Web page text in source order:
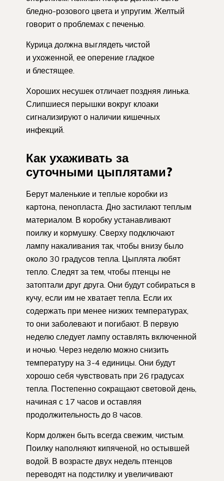
бледно-розового цвета и упругим. Желтый
говорит о проблемах с печенью.
Курица должна выглядеть чистой
и ухоженной, ее оперение гладкое
и блестящее.
Хороших несушек отличает поздняя линька.
Слипшиеся перышки вокруг клоаки
сигнализируют о наличии кишечных
инфекций.
Как ухаживать за
суточными цыплятами?
Берут маленькие и теплые коробки из
картона, пенопласта. Дно застилают теплым
материалом. В коробку устанавливают
поилку и кормушку. Сверху подключают
лампу накаливания так, чтобы внизу было
около 30 градусов тепла. Цыплята любят
тепло. Следят за тем, чтобы птенцы не
затоптали друг друга. Они будут собираться в
кучу, если им не хватает тепла. Если их
содержать при менее низких температурах,
то они заболевают и погибают. В первую
неделю следует лампу оставлять включенной
и ночью. Через неделю можно снизить
температуру на 3-4 единицы. Они будут
хорошо себя чувствовать при 26 градусах
тепла. Постепенно сокращают световой день,
начиная с 17 часов и оставляя
продолжительность до 8 часов.
Корм должен быть всегда свежим, чистым.
Поилку наполняют кипяченой, но остывшей
водой. В возрасте двух недель птенцов
переводят на подстилку и увеличивают